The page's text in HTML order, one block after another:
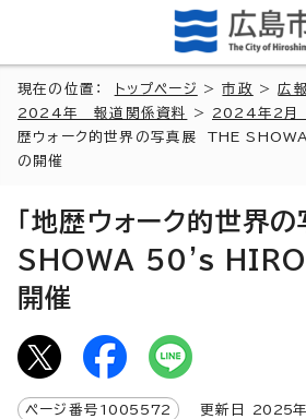
現在の位置： トップページ >市政 >広報
2024年 報道関係資料
> 2024年2月
歴ウォーク的世界の写真展 THE
の開催
「地歴ウォーク的世界
SHOWA 50's
開催
ページ番号 1005572 更新日 2025